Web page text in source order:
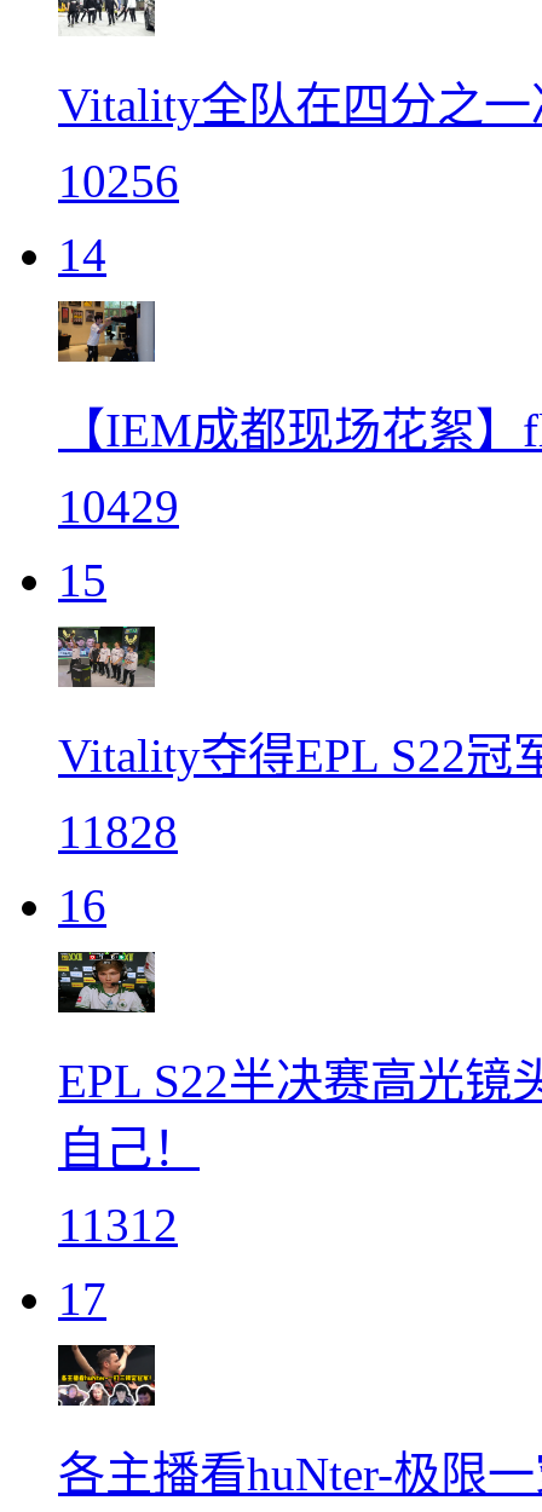
Vitality全队在四分之
10256
14
【IEM成都现场花絮
10429
15
Vitality夺得EPL S22冠
11828
16
EPL S22半决赛高光
自己！
11312
17
各主播看huNter-极限